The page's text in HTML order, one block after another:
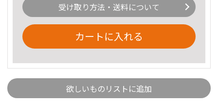
受け取り方法・送料について
カートに入れる
欲しいものリストに追加